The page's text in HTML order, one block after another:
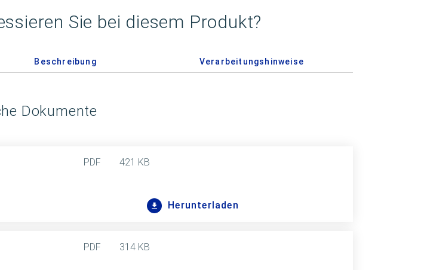
Sie bei diesem Produkt?
Beschreibung Verarbeitungshinweise
Dokumente
PDF 421 KB
Herunterladen
PDF 314 KB